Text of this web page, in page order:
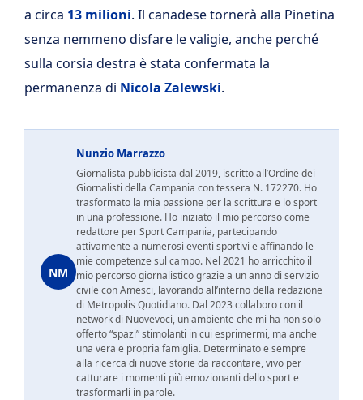
a circa 13 milioni. Il canadese tornerà alla Pinetina
senza nemmeno disfare le valigie, anche perché
sulla corsia destra è stata confermata la
permanenza di Nicola Zalewski.
NM
Nunzio Marrazzo
Giornalista pubblicista dal 2019, iscritto all’Ordine dei
Giornalisti della Campania con tessera N. 172270. Ho
trasformato la mia passione per la scrittura e lo sport
in una professione. Ho iniziato il mio percorso come
redattore per Sport Campania, partecipando
attivamente a numerosi eventi sportivi e affinando le
mie competenze sul campo. Nel 2021 ho arricchito il
mio percorso giornalistico grazie a un anno di servizio
civile con Amesci, lavorando all’interno della redazione
di Metropolis Quotidiano. Dal 2023 collaboro con il
network di Nuovevoci, un ambiente che mi ha non solo
offerto “spazi” stimolanti in cui esprimermi, ma anche
una vera e propria famiglia. Determinato e sempre
alla ricerca di nuove storie da raccontare, vivo per
catturare i momenti più emozionanti dello sport e
trasformarli in parole.